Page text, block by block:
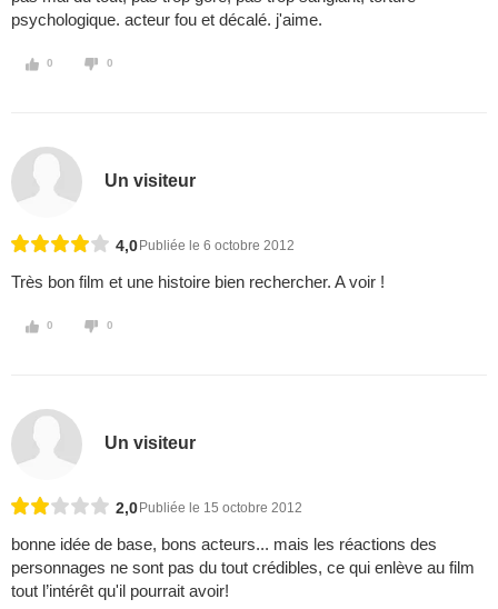
psychologique. acteur fou et décalé. j'aime.
0 0
Un visiteur
4,0 Publiée le 6 octobre 2012
Très bon film et une histoire bien rechercher. A voir !
0 0
Un visiteur
2,0 Publiée le 15 octobre 2012
bonne idée de base, bons acteurs... mais les réactions des
personnages ne sont pas du tout crédibles, ce qui enlève au film
tout l’intérêt qu'il pourrait avoir!